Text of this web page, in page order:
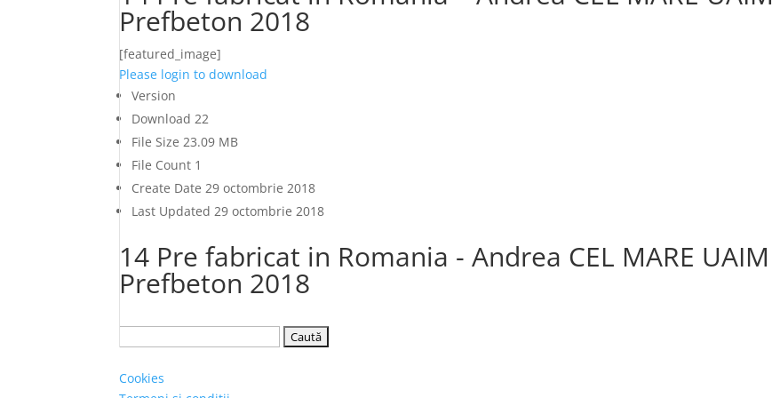
Prefbeton 2018
[featured_image]
Please login to download
Version
Download22
File Size23.09 MB
File Count 1
Create Date29 octombrie 2018
Last Updated29 octombrie 2018
14 Pre fabricat in Romania - Andrea CEL MARE UAIM
Prefbeton 2018
Cookies